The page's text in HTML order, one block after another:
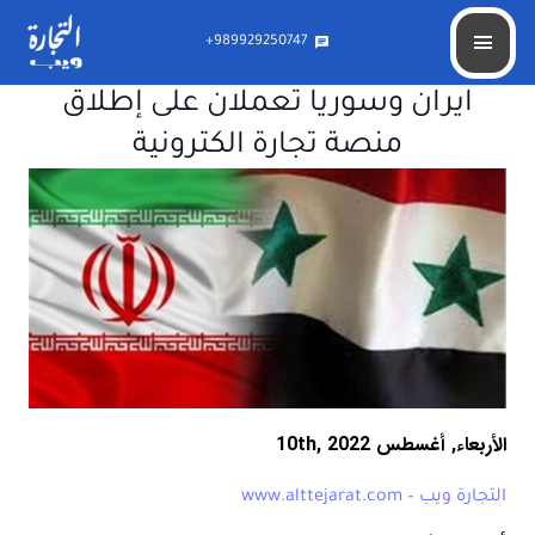
chat
989929250747+
ايران وسوريا تعملان على إطلاق
منصة تجارة الكترونية
الأربعاء, أغسطس 10th, 2022
التجارة ويب – www.alttejarat.com